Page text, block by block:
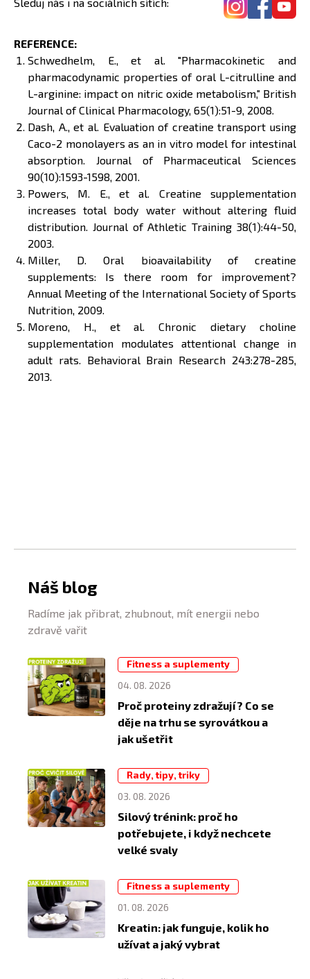
REFERENCE:
Schwedhelm, E., et al. "Pharmacokinetic and
pharmacodynamic properties of oral L-citrulline and
L-arginine: impact on nitric oxide metabolism," British
Journal of Clinical Pharmacology, 65(1):51-9, 2008.
Dash, A., et al. Evaluation of creatine transport using
Caco-2 monolayers as an in vitro model for intestinal
absorption. Journal of Pharmaceutical Sciences
90(10):1593-1598, 2001.
Powers, M. E., et al. Creatine supplementation
increases total body water without altering fluid
distribution. Journal of Athletic Training 38(1):44-50,
2003.
Miller, D. Oral bioavailability of creatine
supplements: Is there room for improvement?
Annual Meeting of the International Society of Sports
Nutrition, 2009.
Moreno, H., et al. Chronic dietary choline
supplementation modulates attentional change in
adult rats. Behavioral Brain Research 243:278-285,
2013.
Náš blog
Radíme jak přibrat, zhubnout, mít energii nebo
zdravě vařit
04. 08. 2026
Fitness a suplementy
Proč proteiny zdražují? Co se
děje na trhu se syrovátkou a
jak ušetřit
03. 08. 2026
Rady, tipy, triky
Silový trénink: proč ho
potřebujete, i když nechcete
velké svaly
01. 08. 2026
Fitness a suplementy
Kreatin: jak funguje, kolik ho
užívat a jaký vybrat